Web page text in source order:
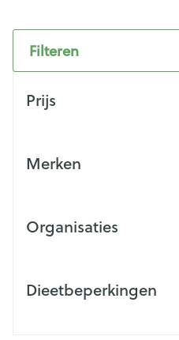
Filteren
Prijs
Merken
Organisaties
Dieetbeperkingen